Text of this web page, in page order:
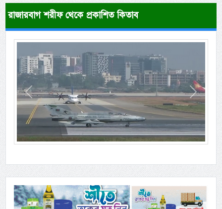
রাজারবাগ শরীফ থেকে প্রকাশিত কিতাব
Previous Next